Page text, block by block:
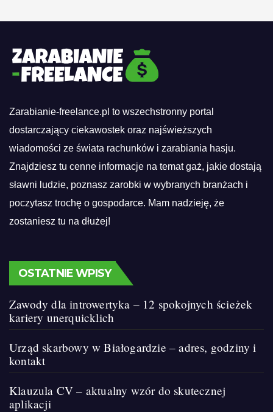
Zarabianie-freelance.pl to wszechstronny portal
dostarczający ciekawostek oraz najświeższych
wiadomości ze świata rachunków i zarabiania hasju.
Znajdziesz tu cenne informacje na temat gaż, jakie dostają
sławni ludzie, poznasz zarobki w wybranych branżach i
poczytasz trochę o gospodarce. Mam nadzieję, że
zostaniesz tu na dłużej!
OSTATNIE WPISY
Zawody dla introwertyka – 12 spokojnych ścieżek
kariery unerquicklich
Urząd skarbowy w Białogardzie – adres, godziny i
kontakt
Klauzula CV – aktualny wzór do skutecznej
aplikacji